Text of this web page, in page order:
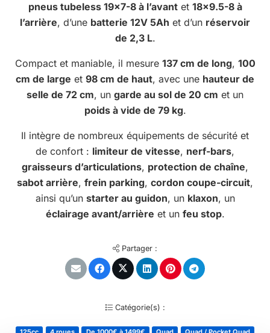
pneus tubeless 19×7-8 à l’avantet 18×9.5-8 à
l’arrière, d’une batterie 12V 5Ah et d’un réservoir
de 2,3 L.
Compact et maniable, il mesure 137 cm de long, 100
cm de large et 98 cm de haut, avec une hauteur de
selle de 72 cm, un garde au sol de 20 cm et un
poids à vide de 79 kg.
Il intègre de nombreux équipements de sécurité et
de confort : limiteur de vitesse, nerf-bars,
graisseurs d’articulations, protection de chaîne,
sabot arrière, frein parking, cordon coupe-circuit,
ainsi qu’un starter au guidon, un klaxon, un
éclairage avant/arrière et un feu stop.
Partager :
Catégorie(s) :